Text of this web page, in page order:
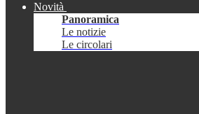
Novità
Panoramica
Le notizie
Le circolari